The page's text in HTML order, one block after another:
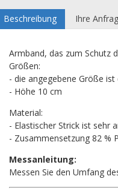
Beschreibung Ihre
Armband, das zum Schutz
Größen:
- die angegebene Größe
- Höhe 10 cm
Material:
- Elastischer Strick ist sehr
- Zusammensetzung 82 %
Messanleitung:
Messen Sie den Umfang